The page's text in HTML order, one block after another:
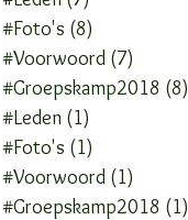
#Foto's (8)
#Voorwoord (7)
#Groepskamp2018 (8)
#Leden (1)
#Foto's (1)
#Voorwoord (1)
#Groepskamp2018 (1)